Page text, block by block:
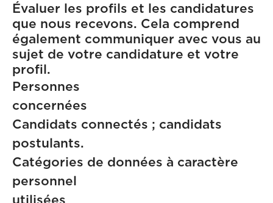
Évaluer les profils et les candidatures
que nous recevons. Cela comprend
également communiquer avec vous au
sujet de votre candidature et votre
profil.
Personnes
Candidats connectés ; candidats
postulants.
Catégories de données à caractère
personnel